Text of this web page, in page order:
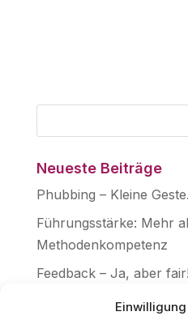
Neueste Beiträge
Phubbing – Kleine
Führungsstärke: Mehr
Methodenkompetenz
Feedback – Ja, aber fair!
Frage aller Fragen: